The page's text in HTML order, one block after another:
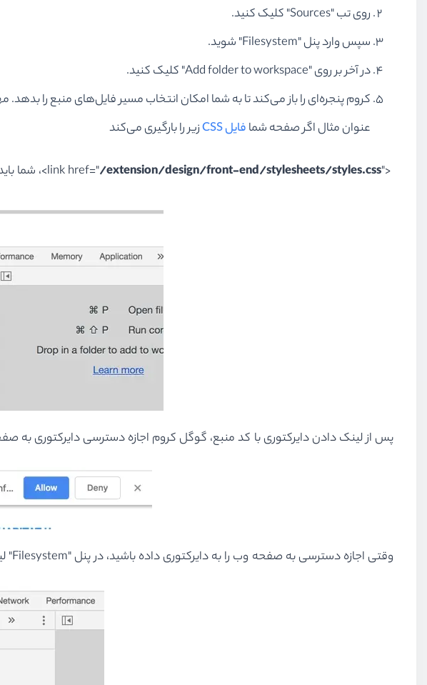
روی تب "Sources" کلیک کنید.
سپس وارد پنل "Filesystem" شوید.
در آخر بر روی "Add folder to workspace" کلیک کنید.
کروم پنجره‌ای را باز می‌کند تا به شما امکان انتخاب مسیر فایلهای منبع را بدهد.
عنوان مثال اگر صفحه شمافایلCSSزیر را بارگیری می‌کند
<link href="/extension/design/front-end/stylesheets/styles.css"> ، شما
پس از لینک دادن دایرکتوری با کد منبع، گوگل کروم اجازه دسترسی دایرکتوری به
وقتی اجازه دسترسی به صفحه وب را به دایرکتوری داده باشید، در پنل "Filesystem
"